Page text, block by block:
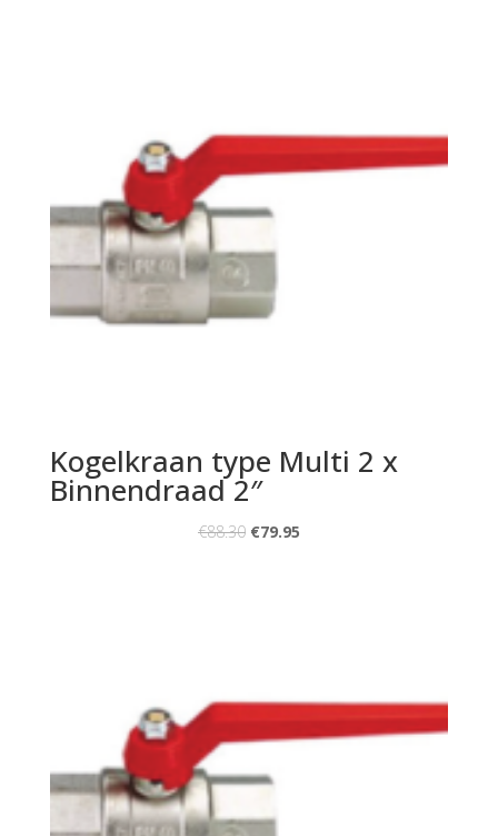
Kogelkraan type Multi 2 x
Binnendraad 2″
€88.30 €79.95